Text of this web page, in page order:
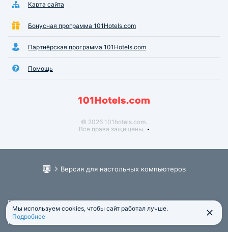
Карта сайта
Бонусная программа 101Hotels.com
Партнёрская программа 101Hotels.com
Помощь
© 2026 101hotels.com.
Все права защищены.
Версия для настольных компьютеров
Пользовательское соглашение
Юридическая информация
Политика обработки персональных данных
Мы используем cookies, чтобы сайт работал лучше.
Подробнее